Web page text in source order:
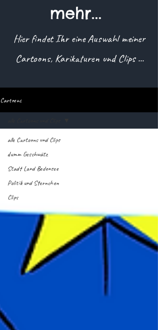
mehr...
Hier findet Ihr eine Auswahl meiner
Cartoons, Karikaturen und Clips ...
Cartoons
alle Cartoons und Clips
dumm Geschwätz
Stadt Land Bodensee
Politik und Sternchen
Clips